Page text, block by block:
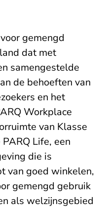
gemengd
dat met
samengestelde
de behoeften van
en het
Workplace
van Klasse
Life, een
die is
van goed winkelen,
gemengd gebruik
als welzijnsgebied